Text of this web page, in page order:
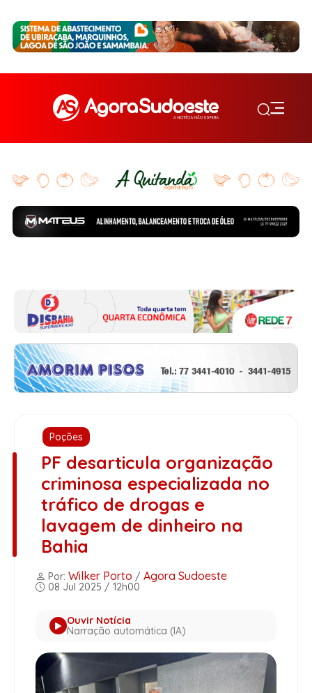
Poções
PF desarticula organização
criminosa especializada no
tráfico de drogas e
lavagem de dinheiro na
Bahia
Por: Wilker Porto / Agora Sudoeste
08 Jul 2025 / 12h00
Ouvir Notícia
Narração automática (IA)